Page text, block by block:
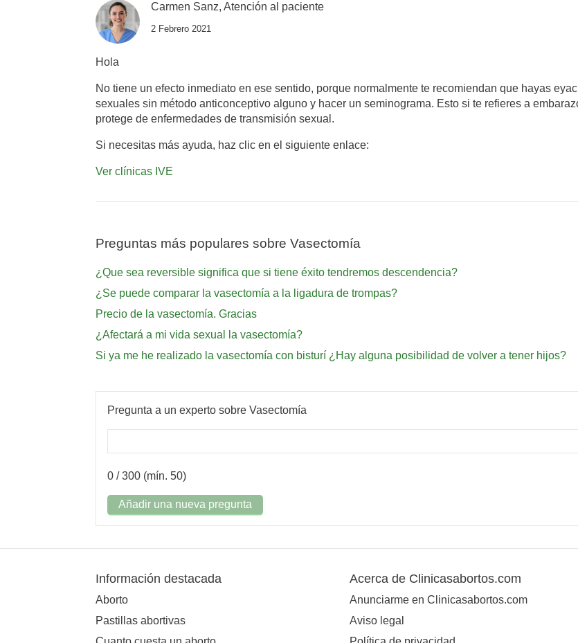
Carmen Sanz, Atención al paciente
2 Febrero 2021
Hola
No tiene un efecto inmediato en ese sentido, porque normalmente te recomiendan que hayas
sexuales sin método anticonceptivo alguno y hacer un seminograma. Esto si te refieres a
protege de enfermedades de transmisión sexual.
Si necesitas más ayuda, haz clic en el siguiente enlace:
Ver clínicas IVE
Preguntas más populares sobre Vasectomía
¿Que sea reversible significa que si tiene éxito tendremos descendencia?
¿Se puede comparar la vasectomía a la ligadura de trompas?
Precio de la vasectomía. Gracias
¿Afectará a mi vida sexual la vasectomía?
Si ya me he realizado la vasectomía con bisturí ¿Hay alguna posibilidad de volver a tener hijos?
Pregunta a un experto sobre Vasectomía
0 / 300 (mín. 50)
Añadir una nueva pregunta
Información destacada
Aborto
Pastillas abortivas
Acerca de Clinicasabortos.com
Anunciarme en Clinicasabortos.com
Aviso legal